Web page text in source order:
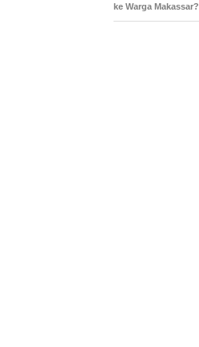
ke Warga Makassar?